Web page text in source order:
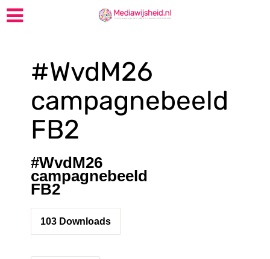
#WvdM26
campagnebeeld
FB2
#WvdM26
campagnebeeld
FB2
103 Downloads